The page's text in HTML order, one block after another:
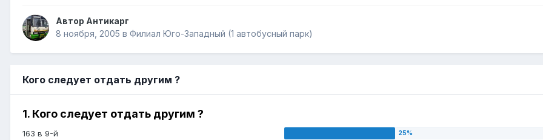
Автор Антикарг
8 ноября, 2005 в Филиал Юго-Западный (1 автобусный парк)
Кого следует отдать другим ?
1. Кого следует отдать другим ?
163 в 9-й